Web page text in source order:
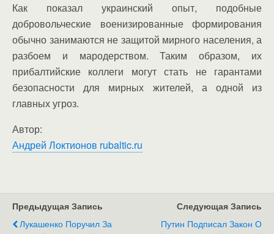
Как показал украинский опыт, подобные
добровольческие военизированные формирования
обычно занимаются не защитой мирного населения, а
разбоем и мародерством. Таким образом, их
прибалтийские коллеги могут стать не гарантами
безопасности для мирных жителей, а одной из
главных угроз.
Автор:
Андрей Локтионов rubaltic.ru
Предыдущая Запись
Лукашенко Поручил За
Следующая Запись
Путин Подписал Закон О